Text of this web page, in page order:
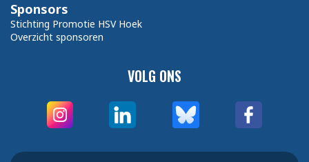
VOLG ONS
Sponsors
Stichting Promotie HSV Hoek
Overzicht sponsoren